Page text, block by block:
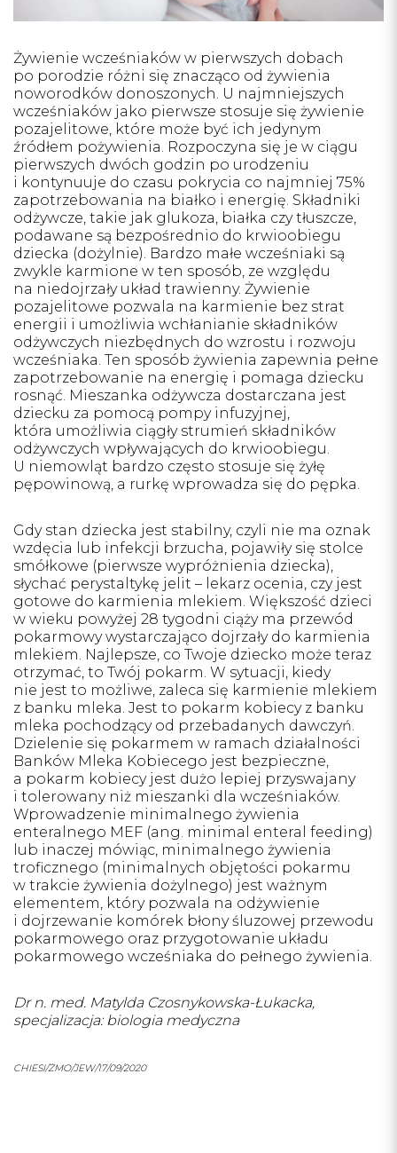
Żywienie wcześniaków w pierwszych dobach
po porodzie różni się znacząco od żywienia
noworodków donoszonych. U najmniejszych
wcześniaków jako pierwsze stosuje się żywienie
pozajelitowe, które może być ich jedynym
źródłem pożywienia. Rozpoczyna się je w ciągu
pierwszych dwóch godzin po urodzeniu
i kontynuuje do czasu pokrycia co najmniej 75%
zapotrzebowania na białko i energię. Składniki
odżywcze, takie jak glukoza, białka czy tłuszcze,
podawane są bezpośrednio do krwioobiegu
dziecka (dożylnie). Bardzo małe wcześniaki są
zwykle karmione w ten sposób, ze względu
na niedojrzały układ trawienny. Żywienie
pozajelitowe pozwala na karmienie bez strat
energii i umożliwia wchłanianie składników
odżywczych niezbędnych do wzrostu i rozwoju
wcześniaka. Ten sposób żywienia zapewnia pełne
zapotrzebowanie na energię i pomaga dziecku
rosnąć. Mieszanka odżywcza dostarczana jest
dziecku za pomocą pompy infuzyjnej,
która umożliwia ciągły strumień składników
odżywczych wpływających do krwioobiegu.
U niemowląt bardzo często stosuje się żyłę
pępowinową, a rurkę wprowadza się do pępka.
Gdy stan dziecka jest stabilny, czyli nie ma oznak
wzdęcia lub infekcji brzucha, pojawiły się stolce
smółkowe (pierwsze wypróżnienia dziecka),
słychać perystaltykę jelit – lekarz ocenia, czy jest
gotowe do karmienia mlekiem. Większość dzieci
w wieku powyżej 28 tygodni ciąży ma przewód
pokarmowy wystarczająco dojrzały do karmienia
mlekiem. Najlepsze, co Twoje dziecko może teraz
otrzymać, to Twój pokarm. W sytuacji, kiedy
nie jest to możliwe, zaleca się karmienie mlekiem
z banku mleka. Jest to pokarm kobiecy z banku
mleka pochodzący od przebadanych dawczyń.
Dzielenie się pokarmem w ramach działalności
Banków Mleka Kobiecego jest bezpieczne,
a pokarm kobiecy jest dużo lepiej przyswajany
i tolerowany niż mieszanki dla wcześniaków.
Wprowadzenie minimalnego żywienia
enteralnego MEF (ang. minimal enteral feeding)
lub inaczej mówiąc, minimalnego żywienia
troficznego (minimalnych objętości pokarmu
w trakcie żywienia dożylnego) jest ważnym
elementem, który pozwala na odżywienie
i dojrzewanie komórek błony śluzowej przewodu
pokarmowego oraz przygotowanie układu
pokarmowego wcześniaka do pełnego żywienia.
Dr n. med. Matylda Czosnykowska-Łukacka,
specjalizacja: biologia medyczna
CHIESI/ŻMO/JEW/17/09/2020